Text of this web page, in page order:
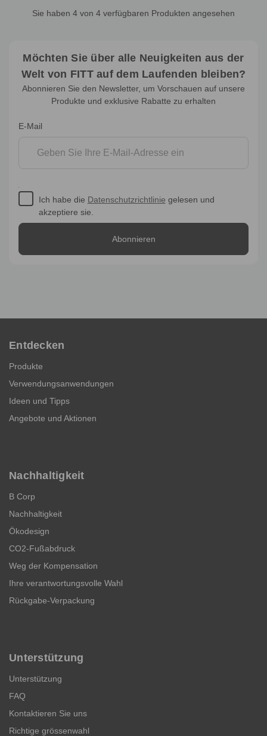
Sie haben 4 von 4 verfügbaren Produkten angesehen
Möchten Sie über alle Neuigkeiten aus der
Welt von FITT auf dem Laufenden bleiben?
Abonnieren Sie den Newsletter, um Vorschauen auf unsere
Produkte und exklusive Rabatte zu erhalten
Newsletter-
E-Mail
Ich habe die Datenschutzrichtlinie gelesen und
akzeptiere sie.
Entdecken
Produkte
Verwendungsanwendungen
Ideen und Tipps
Angebote und Aktionen
Nachhaltigkeit
B Corp
Nachhaltigkeit
Ökodesign
CO2-Fußabdruck
Weg der Kompensation
Ihre verantwortungsvolle Wahl
Rückgabe-Verpackung
Unterstützung
Unterstützung
FAQ
Kontaktieren Sie uns
Richtige grössenwahl